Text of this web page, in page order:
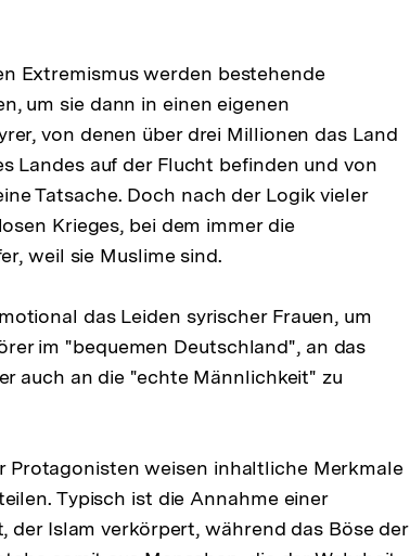
Extremismus werden bestehende
um sie dann in einen eigenen
von denen über drei Millionen das Land
Landes auf der Flucht befinden und von
Tatsache. Doch nach der Logik vieler
Krieges, bei dem immer die
weil sie Muslime sind.
das Leiden syrischer Frauen, um
im "bequemen Deutschland", an das
auch an die "echte Männlichkeit" zu
Protagonisten weisen inhaltliche Merkmale
Typisch ist die Annahme einer
der Islam verkörpert, während das Böse der